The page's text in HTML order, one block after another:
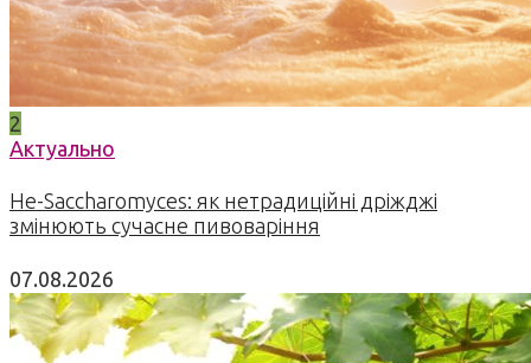
2
Актуально
Не-Saccharomyces: як нетрадиційні дріжджі
змінюють сучасне пивоваріння
07.08.2026